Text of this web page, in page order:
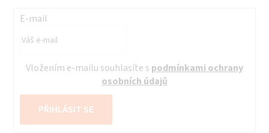
E-mail
Vložením e-mailu souhlasíte s podmínkami ochrany
osobních údajů
PŘIHLÁSIT SE